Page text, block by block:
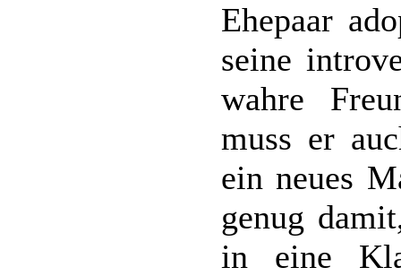
Ehepaar
seine
wahre
muss er
ein neues
genug
in eine